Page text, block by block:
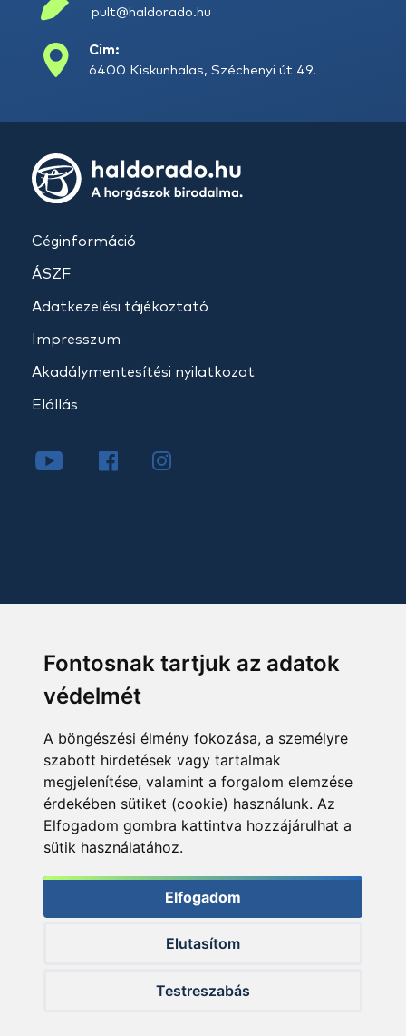
Fontosnak tartjuk az adatok
védelmét
A böngészési élmény fokozása, a személyre
szabott hirdetések vagy tartalmak
megjelenítése, valamint a forgalom elemzése
érdekében sütiket (cookie) használunk. Az
Elfogadom gombra kattintva hozzájárulhat a
sütik használatához.
Elfogadom
Elutasítom
Testreszabás
pult@haldorado.hu
Cím:
6400 Kiskunhalas, Széchenyi út 49.
Céginformáció
ÁSZF
Adatkezelési tájékoztató
Impresszum
Akadálymentesítési nyilatkozat
Elállás